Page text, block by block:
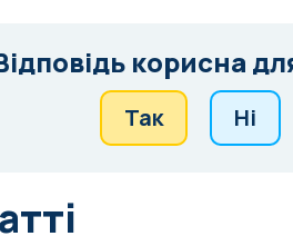
корисна
Так Ні